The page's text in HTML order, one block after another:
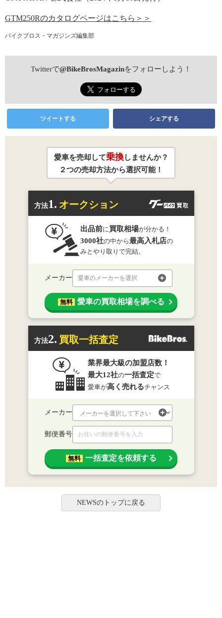
GTM250Rのカタログページはこちら＞＞
バイクブロス・マガジンズ編集部
Twitterで@BikeBrosMagazinをフォローしよう！
ツイートする シェアする
愛車を売却して乗換しませんか？
２つの売却方法から選択可能！
方法1. オークション
出品前に 買取相場が分かる！
3000社の中から最高入札店の
みとやり取りで完結。
メーカー 愛車のメーカーを選択
無料 愛車の買取相場を調べる
方法2. 買取一括査定
業界最大級の加盟店数！
最大12社の一括査定で
愛車が高く売れるチャンス
メーカー
郵便番号
無料 一括査定を依頼する
NEWSのトップに戻る